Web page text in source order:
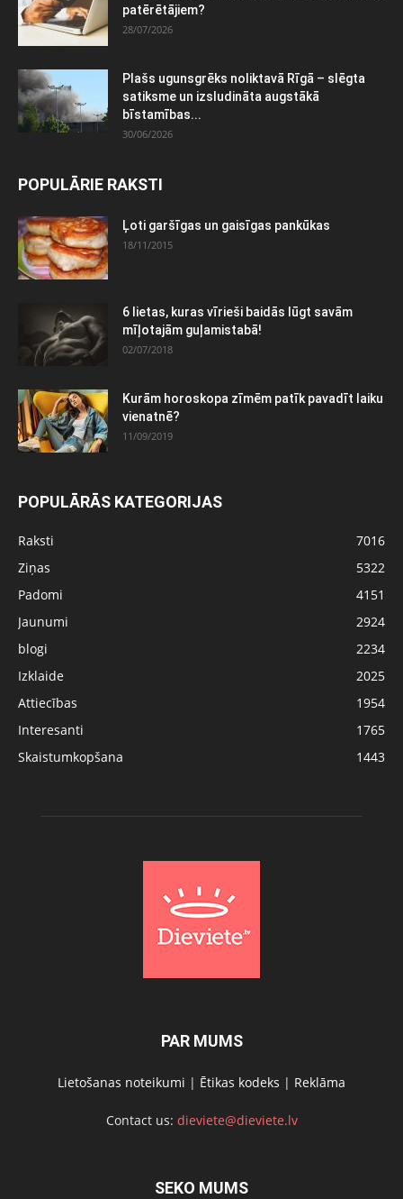
patērētājiem?
28/07/2026
Plašs ugunsgrēks noliktavā Rīgā – slēgta
satiksme un izsludināta augstākā
bīstamības...
30/06/2026
POPULĀRIE RAKSTI
Ļoti garšīgas un gaisīgas pankūkas
18/11/2015
6 lietas, kuras vīrieši baidās lūgt savām
mīļotajām guļamistabā!
02/07/2018
Kurām horoskopa zīmēm patīk pavadīt laiku
vienatnē?
11/09/2019
POPULĀRĀS KATEGORIJAS
Raksti
7016
Ziņas
5322
Padomi
4151
Jaunumi
2924
blogi
2234
Izklaide
2025
Attiecības
1954
Interesanti
1765
Skaistumkopšana
1443
PAR MUMS
Lietošanas noteikumi | Ētikas kodeks | Reklāma
Contact us: dieviete@dieviete.lv
SEKO MUMS